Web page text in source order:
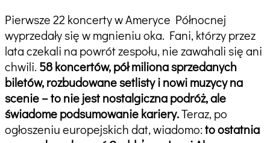
Pierwsze 22 koncerty w Ameryce Północnej
wyprzedały się w mgnieniu oka. Fani, którzy przez
lata czekali na powrót zespołu, nie zawahali się ani
chwili. 58 koncertów, pół miliona sprzedanych
biletów, rozbudowane setlisty i nowi muzycy na
scenie – to nie jest nostalgiczna podróż, ale
świadome podsumowanie kariery.Teraz, po
ogłoszeniu europejskich dat, wiadomo:to ostatnia